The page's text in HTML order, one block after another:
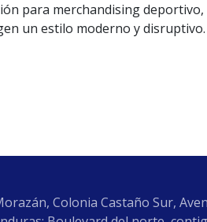
para merchandising
un estilo moderno y disruptivo.
Colonia Castaño Sur,